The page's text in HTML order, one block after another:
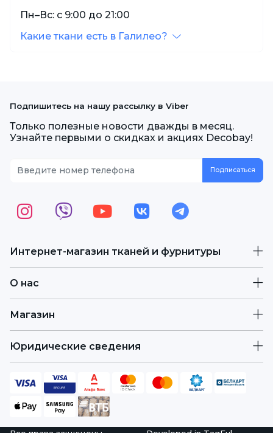
Пн–Вс: с 9:00 до 21:00
Какие ткани есть в Галилео?
Интернет-магазин тканей и фурнитуры
О нас
Магазин
Юридические сведения
Подпишитесь на нашу рассылку в Viber
Только полезные новости дважды в месяц.
Узнайте первыми о скидках и акциях Decobay!